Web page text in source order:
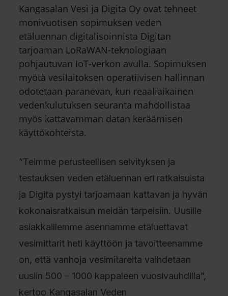
Kangasalan Vesi ja Digita Oy ovat tehneet
monivuotisen sopimuksen veden
etäluennan digitalisoinnista Digitan
tarjoaman LoRaWAN-teknologiaan
pohjautuvan IoT-verkon avulla. Sopimuksen
myötä vesilaitoksen operatiivisen hallinnan
odotetaan paranevan, kun reaaliaikainen
vedenkulutuksen seuranta mahdollistaa
myös kattavamman datan keräämisen
käyttökohteista.
”Teimme perusteellisen selvityksen ja
testauksen veden etäluennan eri ratkaisuista
ja Digita pystyi tarjoamaan kattavan ja hyvän
kokonaisratkaisun meidän tarpeisiin. Uusille
asiakkaillemme asennamme etäluettavat
vesimittarit heti käyttöön ja tavoitteenamme
on, että vanhoja vesimitareita vaihdetaan
uusiin 500 – 1000 kappaleen vuosivauhdilla”,
kertoo Kangasalan Veden